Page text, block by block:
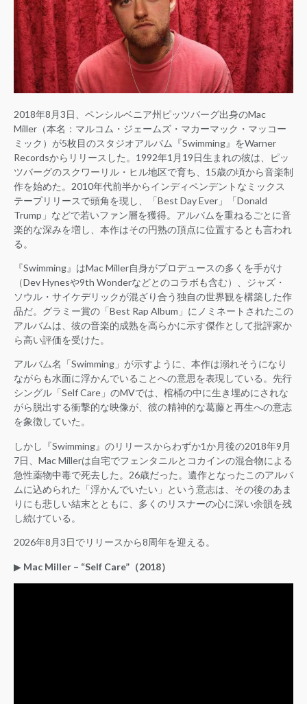
2018年8月3日、ペンシルベニア州ピッツバーグ出身のMac
Miller（本名：マルコム・ジェームズ・マカーマック・マッコー
ミック）が5枚目のスタジオアルバム『Swimming』をWarner
Recordsからリリースした。1992年1月19日生まれの彼は、ピッ
ツバーグのスクワーリル・ヒル地区で育ち、15歳の頃から音楽制
作を始めた。2010年代前半からインディペンデントなミックス
テープリリースで頭角を現し、「Best Day Ever」「Donald
Trump」などで若いファン層を獲得。アルバムを重ねるごとに音
楽的な深みを増し、本作はその円熟の頂点に位置するとも言われ
る。
『Swimming』はMac Miller自身がプロデュースの多くを手がけ
（Dev Hynesや9th Wonderなどとのコラボも含む）、ジャズ・
ソウル・サイケデリックが混ざり合う独自の世界観を構築した作
品だ。グラミー賞の「Best Rap Album」にノミネートされたこの
アルバムは、彼の音楽的成熟を高らかに示す傑作として批評家か
ら高い評価を受けた。
アルバム名「Swimming」が示すように、本作は溺れそうになり
ながらも水面に浮かんでいることへの意思を表現している。先行
シングル「Self Care」のMVでは、棺桶の中に生き埋めにされな
がら脱出する衝撃的な映像が、彼の精神的な葛藤と再生への意志
を象徴していた。
しかし『Swimming』のリリースからわずか1か月後の2018年9月
7日、Mac Millerは自宅でフェンタニルとコカインの混合物による
急性薬物中毒で死去した。26歳だった。遺作となったこのアルバ
ムに込められた「浮かんでいたい」という意志は、その後のあま
りにも悲しい結末とともに、多くのリスナーの心に深い余韻を残
し続けている。
2026年8月3日でリリースから8周年を迎える。
▶︎ Mac Miller – “Self Care”（2018）